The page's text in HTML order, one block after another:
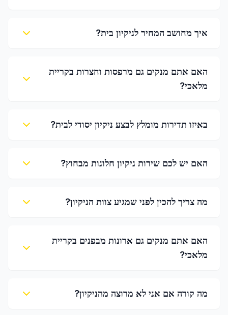
איך מחושב המחיר לניקיון בית?
האם אתם מנקים גם מרפסות וחצרות בקריית
מלאכי?
באיזו תדירות מומלץ לבצע ניקיון יסודי לבית?
האם יש לכם שירות ניקיון חלונות מבחוץ?
מה צריך להכין לפני שמגיע צוות הניקיון?
האם אתם מנקים גם ארונות מבפנים בקריית
מלאכי?
מה קורה אם אני לא מרוצה מהניקיון?